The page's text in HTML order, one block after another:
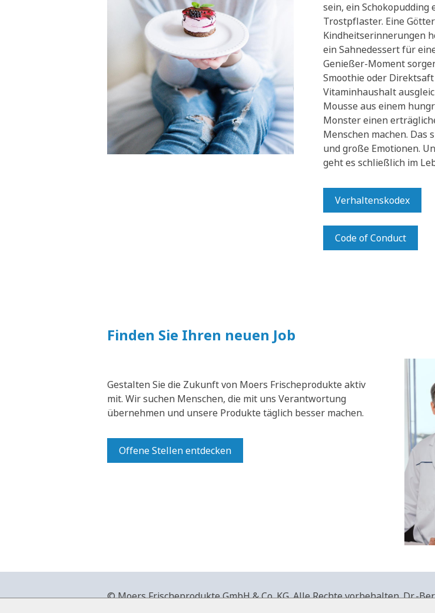
sein, ein Schokopudding
Trostpflaster. Eine
Kindheitserinnerungen
ein Sahnedessert für
Genießer-Moment
Smoothie oder
Vitaminhaushalt
Mousse aus einem
Monster einen
Menschen machen. Das
und große Emotionen.
geht es schließlich im
Verhaltenskodex
Code of Conduct
Finden Sie Ihren neuen Job
Gestalten Sie die Zukunft von Moers Frischeprodukte aktiv
mit. Wir suchen Menschen, die mit uns Verantwortung
übernehmen und unsere Produkte täglich besser machen.
Offene Stellen entdecken
© Moers Frischeprodukte GmbH & Co. KG. Alle Rechte vorbehalten.Dr.-